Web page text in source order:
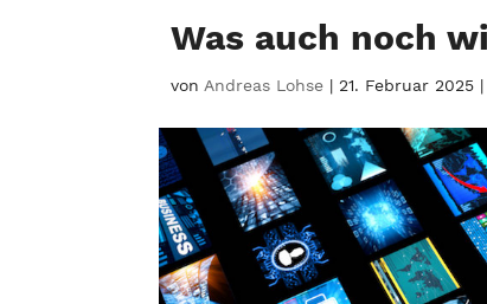
Was auch noch
von Andreas Lohse |21. Februar 2025